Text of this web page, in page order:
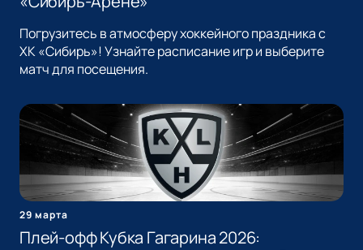
Погрузитесь в атмосферу хоккейного праздника с
ХК «Сибирь»! Узнайте расписание игр и выберите
матч для посещения.
29 марта
Плей-офф Кубка Гагарина 2026: